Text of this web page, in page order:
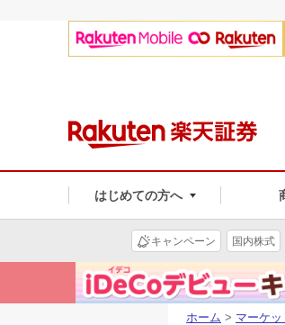
はじめての方へ
キャンペーン 国内株式
ホーム > マーケッ